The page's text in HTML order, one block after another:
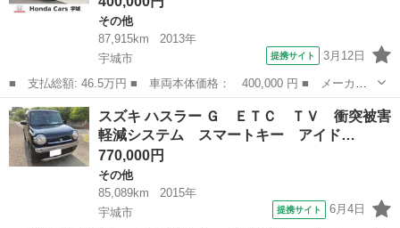
その他
87,915km
2013年
宇城市
提携サイト 3月12日
■ 支払総額: 46.5万円 ■ 車両本体価格： 400,000 円 ■ メーカー
名： スズキ ■ 車種名： スペーシア ■ グレード名： Ｘ 電動
スライドドア ＴＶ スマートキー アイドリングストップ ＣＶ
Ｔ 盗難防止シ...
熊本 宇城市 その他
スズキ ハスラー Ｇ ＥＴＣ ＴＶ 衝突被害
軽減システム スマートキー アイド…
770,000円
その他
85,089km
2015年
宇城市
提携サイト 6月4日